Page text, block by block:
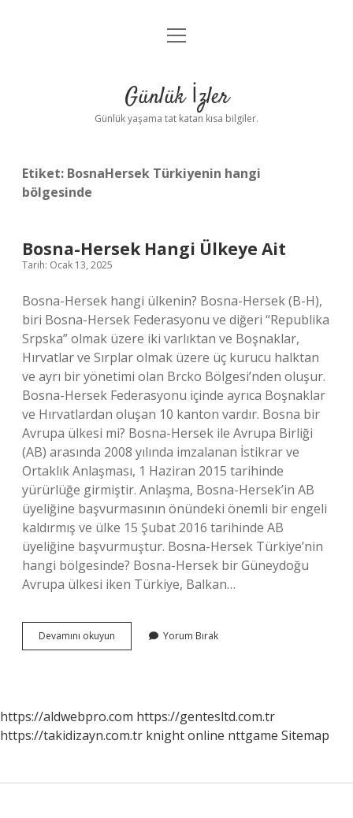
Anasayfa
Yasal Uyarı
menüyü
Günlük İzler
Günlük yaşama tat katan kısa bilgiler.
Etiket: BosnaHersek Türkiyenin hangi
bölgesinde
Bosna-Hersek Hangi Ülkeye Ait
Tarih: Ocak 13, 2025
Bosna-Hersek hangi ülkenin? Bosna-Hersek (B-H),
biri Bosna-Hersek Federasyonu ve diğeri “Republika
Srpska” olmak üzere iki varlıktan ve Boşnaklar,
Hırvatlar ve Sırplar olmak üzere üç kurucu halktan
ve ayrı bir yönetimi olan Brcko Bölgesi’nden oluşur.
Bosna-Hersek Federasyonu içinde ayrıca Boşnaklar
ve Hırvatlardan oluşan 10 kanton vardır. Bosna bir
Avrupa ülkesi mi? Bosna-Hersek ile Avrupa Birliği
(AB) arasında 2008 yılında imzalanan İstikrar ve
Ortaklık Anlaşması, 1 Haziran 2015 tarihinde
yürürlüğe girmiştir. Anlaşma, Bosna-Hersek’in AB
üyeliğine başvurmasının önündeki önemli bir engeli
kaldırmış ve ülke 15 Şubat 2016 tarihinde AB
üyeliğine başvurmuştur. Bosna-Hersek Türkiye’nin
hangi bölgesinde? Bosna-Hersek bir Güneydoğu
Avrupa ülkesi iken Türkiye, Balkan…
Devamını okuyun
Hersek
Yorum Bırak
https://aldwebpro.com https://gentesltd.com.tr
https://takidizayn.com.tr knight online nttgame Sitemap